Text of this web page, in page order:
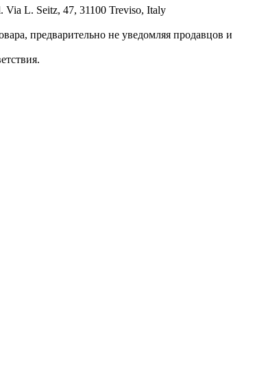
L. Seitz, 47, 31100 Treviso, Italy
предварительно не уведомляя продавцов и